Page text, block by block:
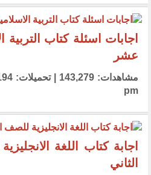
اجابات اسئلة كتاب التربية
عشر
pm
اجابة كتاب اللغة
الثاني